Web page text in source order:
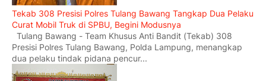
Tekab 308 Presisi Polres Tulang Bawang Tangkap Dua Pelaku
Curat Mobil Truk di SPBU, Begini Modusnya
Tulang Bawang - Team Khusus Anti Bandit (Tekab) 308
Presisi Polres Tulang Bawang, Polda Lampung, menangkap
dua pelaku tindak pidana pencur...